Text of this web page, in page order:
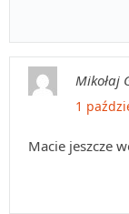
Mikołaj
1
Macie jeszcze